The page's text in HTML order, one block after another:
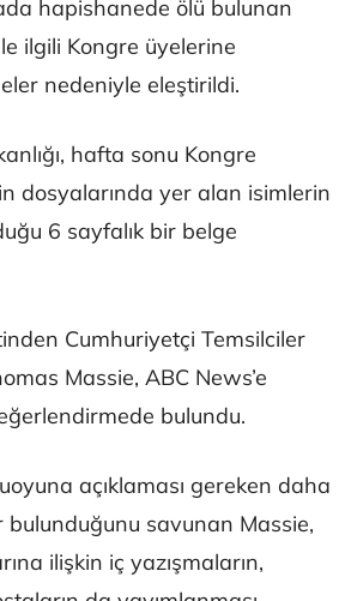
hapishanede ölü bulunan
ilgili Kongre üyelerine
nedeniyle eleştirildi.
hafta sonu Kongre
dosyalarında yer alan isimlerin
6 sayfalık bir belge
Cumhuriyetçi Temsilciler
Massie, ABC News’e
bulundu.
açıklaması gereken daha
savunan Massie,
ilişkin iç yazışmaların,